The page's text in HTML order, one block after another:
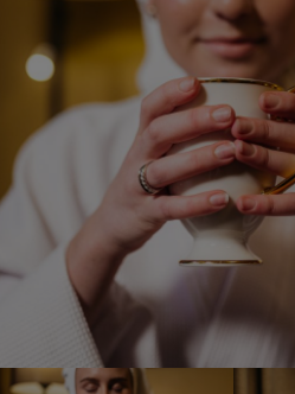
Welness Centre
Galery
About us
Contacts
BOOK NOW